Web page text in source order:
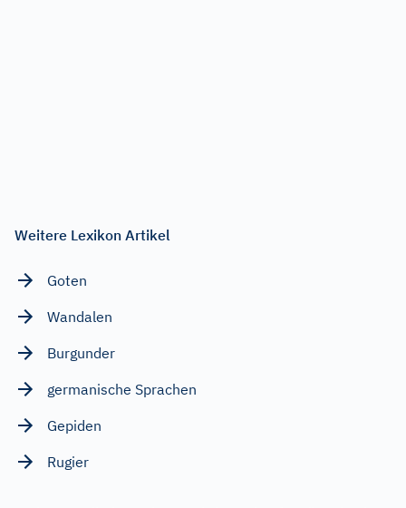
Weitere Lexikon Artikel
Goten
Wandalen
Burgunder
germanische Sprachen
Gepiden
Rugier